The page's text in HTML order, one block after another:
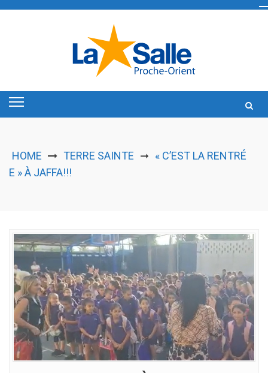
HOME TERRE SAINTE ➞ « C’EST LA RENTRÉ
E » À JAFFA!!!